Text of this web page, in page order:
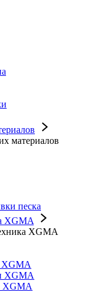
материалов
песка
XGMA
XGMA
XGMA
XGMA
XGMA